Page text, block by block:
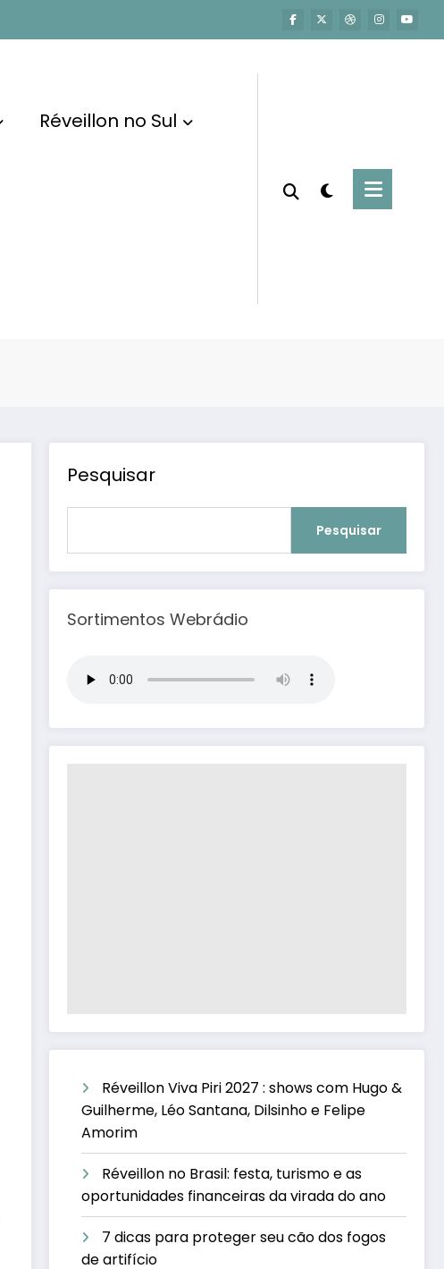
Réveillon no Sul
Pesquisar
Pesquisar
Sortimentos Webrádio
Réveillon Viva Piri 2027 : shows com Hugo &
Guilherme, Léo Santana, Dilsinho e Felipe
Amorim
Réveillon no Brasil: festa, turismo e as
oportunidades financeiras da virada do ano
7 dicas para proteger seu cão dos fogos
de artifício